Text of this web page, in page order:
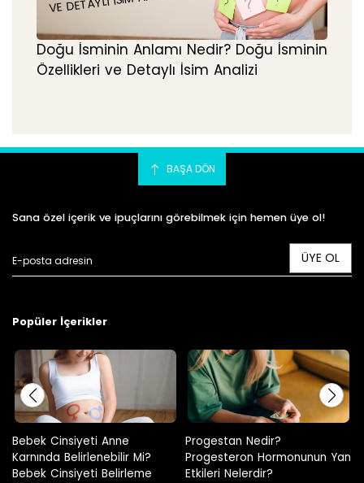
Doğu İsminin Anlamı Nedir? Doğu İsminin
Özellikleri ve Detaylı İsim Analizi
BAŞA DÖN
Sana özel içerik ve ipuçlarını görebilmek için hemen üye ol!
ÜYE OL
Popüler İçerikler
Progestan Nedir?
Progesteron Hormonunun Yan
Etkileri Nelerdir?
Hamilelikte Adet Görülür Mü?